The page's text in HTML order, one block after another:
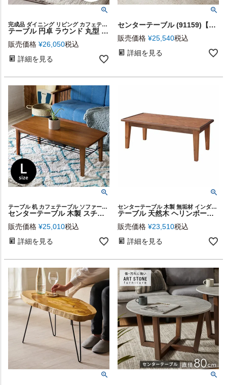
完成品 ダイニング リビング カフェテーブル ディスプレイ ソファーテーブル サイド ナイト ソファ ソファー 食卓 ローテーブル アーバン スタイリッシュ インダストリアル プレゼント
テーブル 円卓 ラウンド 丸型 ラウンドテーブル 約 W78cm D78cm H 33.5cm ナチュラル ブラック アイアン 天然木 ウッド デザイン シンプル 家具 インテリア センターテーブル ダイニングテーブル コーヒーテーブル リゾート 店舗 カフェ おしゃれ 北欧 モダン 西海岸 [91608]
販売価格 ¥26,050税込
詳細を見る
センターテーブル (91159)【生活雑貨のELEMENTS本店】
販売価格 ¥25,540税込
詳細を見る
テーブル 机 カフェテーブル ソファーテーブル ヴィンテージ
センターテーブル 木製 スチール棚付き ワイド天板 幅110cm 高さ40cm ブラウン [91203]【 ローテーブル リビングテーブル コーヒーテーブル 天然木 木目 茶 デザイン家具 おしゃれ 西海岸 ヴィンテージ モダン 北欧 】
販売価格 ¥25,010税込
詳細を見る
センターテーブル 木製 無垢材 インダストリアル モダン 机
テーブル 天然木 ヘリンボーン柄 110cm × 55cm 組立品 [91258]【 コーヒーテーブル ローテーブル リビングテーブル おしゃれ 西海岸 北欧 ヴィンテージ 】
販売価格 ¥23,510税込
詳細を見る